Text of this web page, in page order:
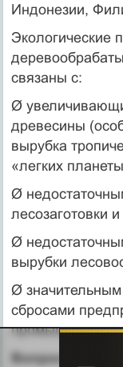
Индонезии,
Экологические
связаны с:
Ø
древесины
вырубка
«легких
Ø
лесозаготовки
Ø
вырубки
Ø
сбросами
Вопрос 7.